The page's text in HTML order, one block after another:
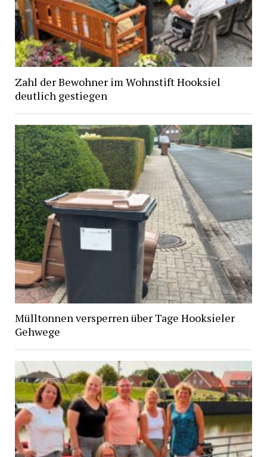
Zahl der Bewohner im Wohnstift Hooksiel
deutlich gestiegen
Mülltonnen versperren über Tage Hooksieler
Gehwege